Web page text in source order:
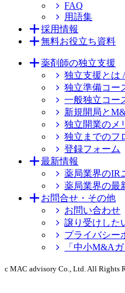
FAQ
用語集
採用情報
無料お役立ち資料
薬剤師の独立支援
独立支援とは
独立準備コー
一般独立コー
新規開局と
独立開業のメ
独立までのフ
登録フォーム
最新情報
薬局業界のIR
薬局業界の最
お問合せ・その他
お問い合わせ
譲り受けした
プライバシー
「中小M&A
c MAC advisory Co., Ltd. All Rights